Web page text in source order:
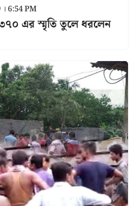
6:54 PM
এর স্মৃতি তুলে ধরলেন